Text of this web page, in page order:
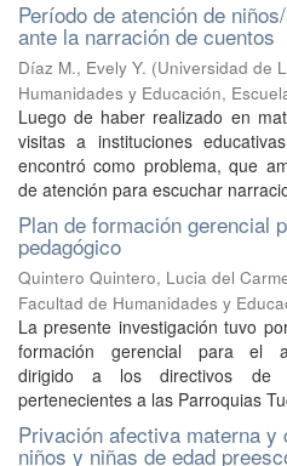
Período de atención de
ante la narración de cuentos
Díaz M., Evely Y. (Universidad de
Humanidades y Educación,
Luego de haber realizado en
visitas a instituciones
encontró como problema, que
de atención para escuchar
Plan de formación gerencial
pedagógico
Quintero Quintero, Lucia del
Facultad de Humanidades y
La presente investigación tuvo
formación gerencial para el
dirigido a los directivos de
pertenecientes a las Parroquias
Privación afectiva materna y
niños y niñas de edad